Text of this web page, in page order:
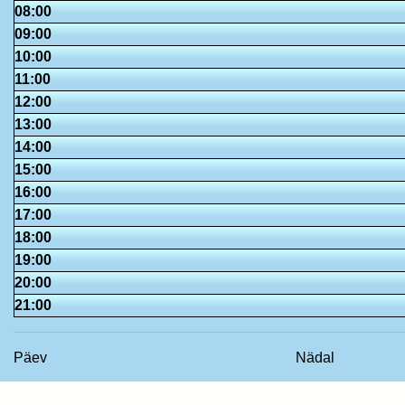
08:00
09:00
10:00
11:00
12:00
13:00
14:00
15:00
16:00
17:00
18:00
19:00
20:00
21:00
Päev Nädal